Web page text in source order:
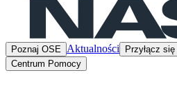
Poznaj OSE Aktualności Przyłącz się
Centrum Pomocy